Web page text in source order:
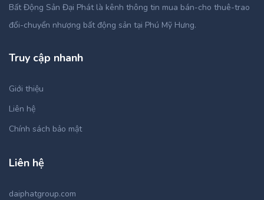
Bất Động Sản Đại Phát là kênh thông tin mua bán-cho thuê-trao
đổi-chuyển nhượng bất động sản tại Phú Mỹ Hưng.
Truy cập nhanh
Giới thiệu
Liên hệ
Chính sách bảo mật
Liên hệ
daiphatgroup.com